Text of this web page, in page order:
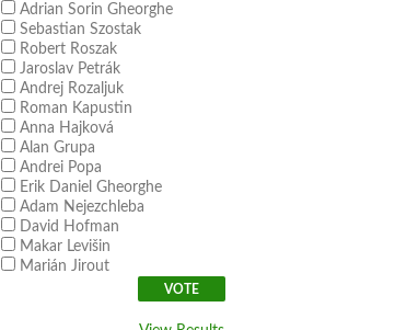
Adrian Sorin Gheorghe
Sebastian Szostak
Robert Roszak
Jaroslav Petrák
Andrej Rozaljuk
Roman Kapustin
Anna Hajková
Alan Grupa
Andrei Popa
Erik Daniel Gheorghe
Adam Nejezchleba
David Hofman
Makar Levišin
Marián Jirout